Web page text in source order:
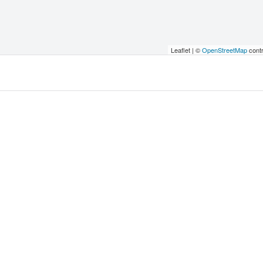
Leaflet | ©OpenStreetMap